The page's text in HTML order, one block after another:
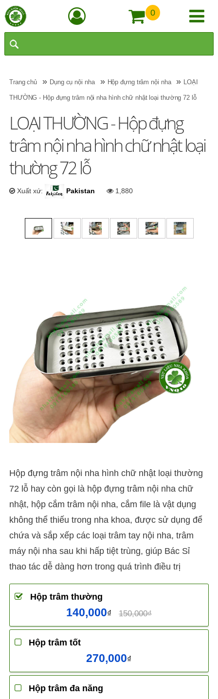
0
Trang chủ » Dụng cụ nội nha » Hộp đựng trâm nội nha » LOẠI
THƯỜNG - Hộp đựng trâm nội nha hình chữ nhật loại thường 72 lỗ
LOẠI THƯỜNG - Hộp đựng
trâm nội nha hình chữ nhật loại
thường 72 lỗ
Xuất xứ: Pakistan 1,880
Hộp đựng trâm nội nha hình chữ nhật loại thường
72 lỗ hay còn gọi là hộp đựng trâm nội nha chữ
nhật, hộp cắm trâm nội nha, cắm file là vật dụng
không thể thiếu trong nha khoa, được sử dụng để
chứa và sắp xếp các loại trâm tay nội nha, trâm
máy nội nha sau khi hấp tiệt trùng, giúp Bác Sỉ
thao tác dễ dàng hơn trong quá trình điều trị
Hộp trâm thường
140,000₫ 150,000₫
Hộp trâm tốt
270,000₫
Hộp trâm đa năng